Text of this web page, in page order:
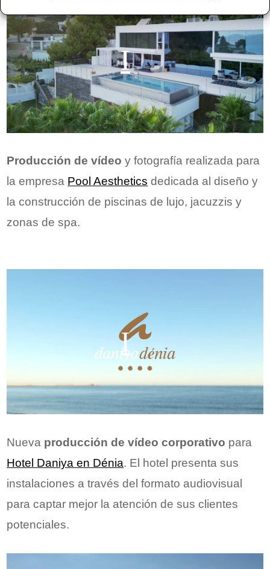
Producción de vídeo y fotografía realizada para
la empresa Pool Aesthetics dedicada al diseño y
la construcción de piscinas de lujo, jacuzzis y
zonas de spa.
Nueva producción de vídeo corporativo para
Hotel Daniya en Dénia. El hotel presenta sus
instalaciones a través del formato audiovisual
para captar mejor la atención de sus clientes
potenciales.